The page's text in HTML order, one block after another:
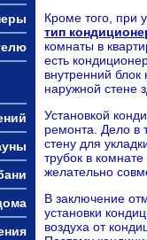
Кроме того, при
тип
комнаты в
есть
внутренний
наружной стене
Установкой
ремонта. Дело в
стену для
трубок в
желательно
В заключение
установки
воздуха от